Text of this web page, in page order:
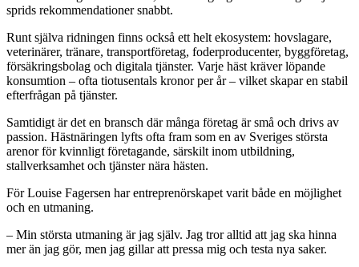
sprids rekommendationer snabbt.
Runt själva ridningen finns också ett helt ekosystem: hovslagare,
veterinärer, tränare, transportföretag, foderproducenter, byggföretag,
försäkringsbolag och digitala tjänster. Varje häst kräver löpande
konsumtion – ofta tiotusentals kronor per år – vilket skapar en stabil
efterfrågan på tjänster.
Samtidigt är det en bransch där många företag är små och drivs av
passion. Hästnäringen lyfts ofta fram som en av Sveriges största
arenor för kvinnligt företagande, särskilt inom utbildning,
stallverksamhet och tjänster nära hästen.
För Louise Fagersen har entreprenörskapet varit både en möjlighet
och en utmaning.
– Min största utmaning är jag själv. Jag tror alltid att jag ska hinna
mer än jag gör, men jag gillar att pressa mig och testa nya saker.